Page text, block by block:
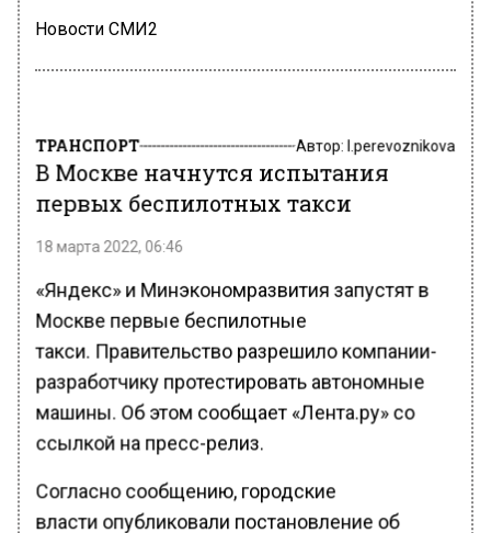
Новости СМИ2
ТРАНСПОРТ Автор: l.perevoznikova
В Москве начнутся испытания
первых беспилотных такси
18 марта 2022, 06:46
«Яндекс» и Минэкономразвития запустят в
Москве первые беспилотные
такси. Правительство разрешило компании-
разработчику протестировать автономные
машины. Об этом сообщает «Лента.ру» со
ссылкой на пресс-релиз.
Согласно сообщению, городские
власти опубликовали постановление об